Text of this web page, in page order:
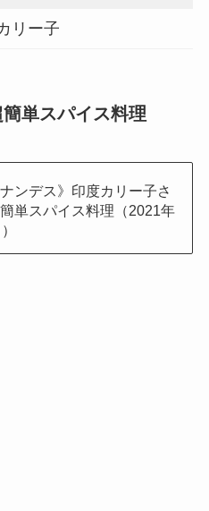
リー子
単スパイス料理
ナンデス》印度カリー子さ
単スパイス料理（2021年